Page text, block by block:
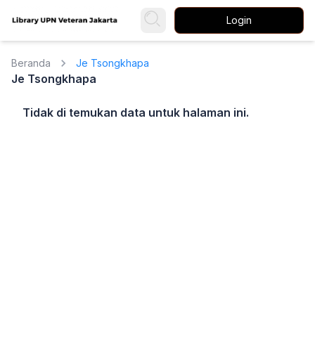
Login
Beranda Je Tsongkhapa
Je Tsongkhapa
Tidak di temukan data untuk halaman ini.